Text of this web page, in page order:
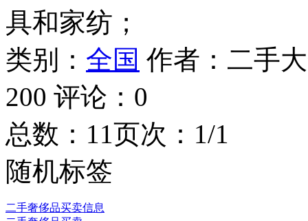
具和家纺；
类别： 全国 作者： 二手
200 评论： 0
总数：11页次：1/1
随机标签
二手奢侈品买卖信息